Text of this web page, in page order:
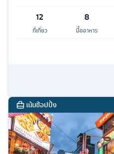
12
ที่เที่ยว
8
มื้ออาหาร
เน้นช้อปปิ้ง